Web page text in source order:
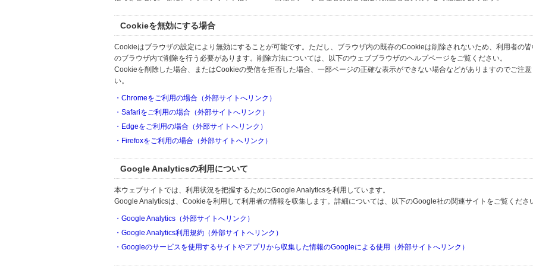
Cookieを無効にする場合
Cookieはブラウザの設定により無効にすることが可能です。ただし、ブラウザ内の既存のCookieは削除されないため、利用者の
のブラウザ内で削除を行う必要があります。削除方法については、以下のウェブブラウザのヘルプページをご覧ください。
Cookieを削除した場合、またはCookieの受信を拒否した場合、一部ページの正確な表示ができない場合などがありますのでご注意
い。
・Chromeをご利用の場合（外部サイトへリンク）
・Safariをご利用の場合（外部サイトへリンク）
・Edgeをご利用の場合（外部サイトへリンク）
・Firefoxをご利用の場合（外部サイトへリンク）
Google Analyticsの利用について
本ウェブサイトでは、利用状況を把握するためにGoogle Analyticsを利用しています。
Google Analyticsは、Cookieを利用して利用者の情報を収集します。詳細については、以下のGoogle社の関連サイトをご覧くださ
・Google Analytics（外部サイトへリンク）
・Google Analytics利用規約（外部サイトへリンク）
・Googleのサービスを使用するサイトやアプリから収集した情報のGoogleによる使用（外部サイトへリンク）